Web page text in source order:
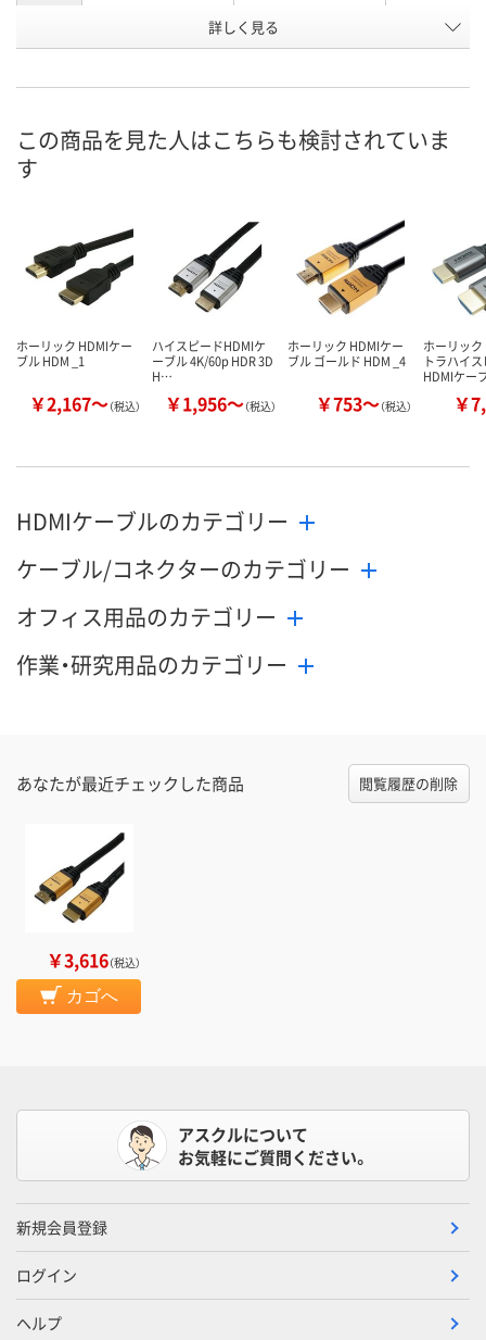
RW96175 RW96176
8月21日（金）まで
詳しく見る
この商品を見た人はこちらも検討されていま
す
ホーリック HDMIケー
ブル HDM _1
￥2,167～（税込）
ハイスピードHDMIケ
ーブル 4K/60p HDR 3D
H…
￥1,956～（税込）
ホーリック HDMIケー
ブル ゴールド HDM _4
￥753～（税込）
ホーリック
トラハイ
HDMIケー
￥
HDMIケーブルのカテゴリー
ケーブル/コネクターのカテゴリー
オフィス用品のカテゴリー
作業・研究用品のカテゴリー
あなたが最近チェックした商品 閲覧履歴の削除
￥3,616（税込）
カゴへ
アスクルについて
お気軽にご質問ください。
新規会員登録
ログイン
ヘルプ